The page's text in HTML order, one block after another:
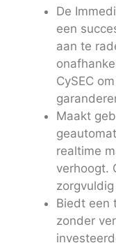
De
een
aan te
CySEC
Maakt
realtime
verhoogt.
Biedt een
zonder